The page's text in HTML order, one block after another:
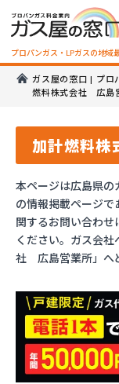
プロパンガス・LPガスの地域
ガス屋の窓口 | プロ
燃料株式会社 広島
加計燃料
本ページは広島県
の情報掲載ページ
関するお問い合わ
ください。ガス会
社 広島営業所」へ